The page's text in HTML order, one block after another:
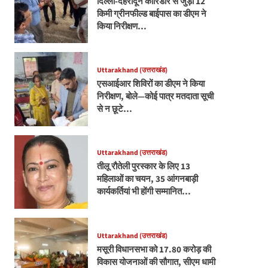
किमी ग्रीनफील्ड बाईपास का डीएम ने
किया निरीक्षण…
Uttarakhand (उत्तराखंड)
एसआईआर शिविरों का डीएम ने किया
निरीक्षण, बोले—कोई पात्र मतदाता सूची
से न छूटे…
Uttarakhand (उत्तराखंड)
तीलू रौतेली पुरस्कार के लिए 13
महिलाओं का चयन, 35 आंगनबाड़ी
कार्यकर्तियां भी होंगी सम्मानित…
Uttarakhand (उत्तराखंड)
मसूरी विधानसभा को 17.80 करोड़ की
विकास योजनाओं की सौगात, सीएम धामी